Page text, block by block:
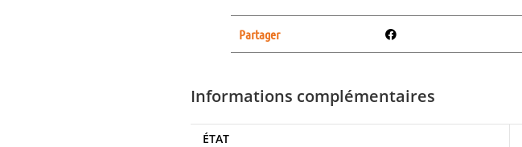
Partager
Informations complémentaires
ÉTAT